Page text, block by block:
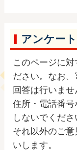
アンケート
このページに
ださい。なお
回答は行いませ
住所・電話番号
しないでくださ
それ以外のご
いします。